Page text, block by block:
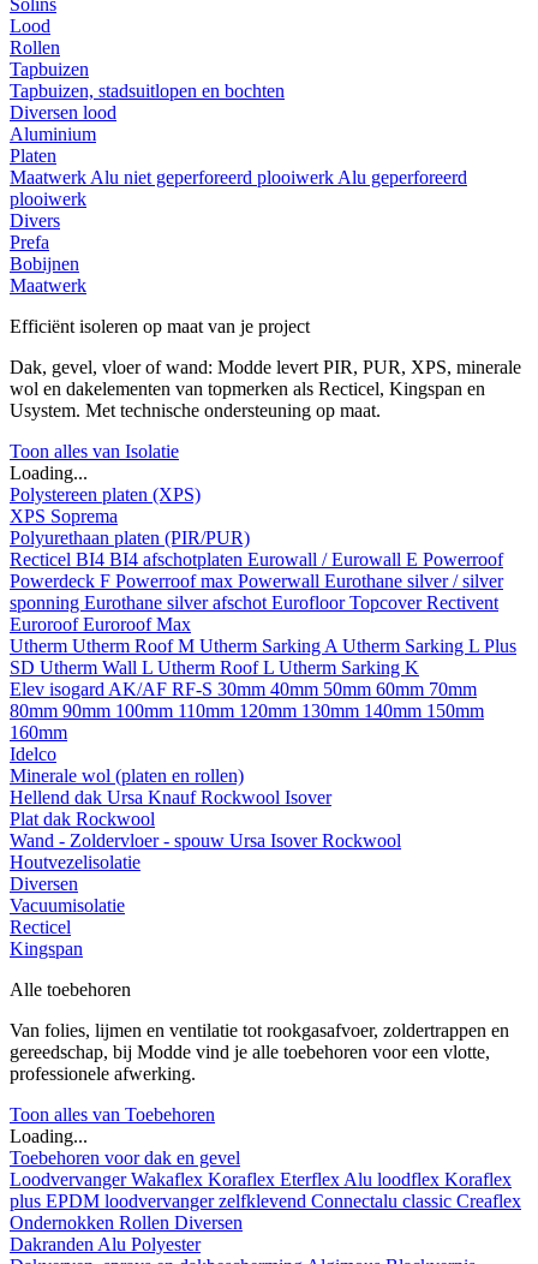
Solins
Lood
Rollen
Tapbuizen
Tapbuizen, stadsuitlopen en bochten
Diversen lood
Aluminium
Platen
Maatwerk Alu niet geperforeerd plooiwerk Alu geperforeerd
plooiwerk
Divers
Prefa
Bobijnen
Maatwerk
Efficiënt isoleren op maat van je project
Dak, gevel, vloer of wand: Modde levert PIR, PUR, XPS, minerale
wol en dakelementen van topmerken als Recticel, Kingspan en
Usystem. Met technische ondersteuning op maat.
Toon alles van Isolatie
Loading...
Polystereen platen (XPS)
XPS Soprema
Polyurethaan platen (PIR/PUR)
Recticel BI4 BI4 afschotplaten Eurowall / Eurowall E Powerroof
Powerdeck F Powerroof max Powerwall Eurothane silver / silver
sponning Eurothane silver afschot EurofloorTopcoverRectivent
EuroroofEuroroof Max
Utherm Utherm Roof M Utherm Sarking A Utherm Sarking L Plus
SD Utherm Wall L Utherm Roof L Utherm Sarking K
Elev isogard AK/AF RF-S 30mm 40mm 50mm 60mm 70mm
80mm 90mm 100mm 110mm 120mm 130mm 140mm 150mm
160mm
Idelco
Minerale wol (platen en rollen)
Hellend dak Ursa KnaufRockwool Isover
Plat dak Rockwool
Wand - Zoldervloer - spouw Ursa IsoverRockwool
Houtvezelisolatie
Diversen
Vacuumisolatie
Recticel
Kingspan
Alle toebehoren
Van folies, lijmen en ventilatie tot rookgasafvoer, zoldertrappen en
gereedschap, bij Modde vind je alle toebehoren voor een vlotte,
professionele afwerking.
Toon alles van Toebehoren
Loading...
Toebehoren voor dak en gevel
LoodvervangerWakaflex Koraflex Eterflex Alu loodflex Koraflex
plus EPDM loodvervanger zelfklevend Connectalu classic Creaflex
Ondernokken Rollen Diversen
Dakranden Alu Polyester